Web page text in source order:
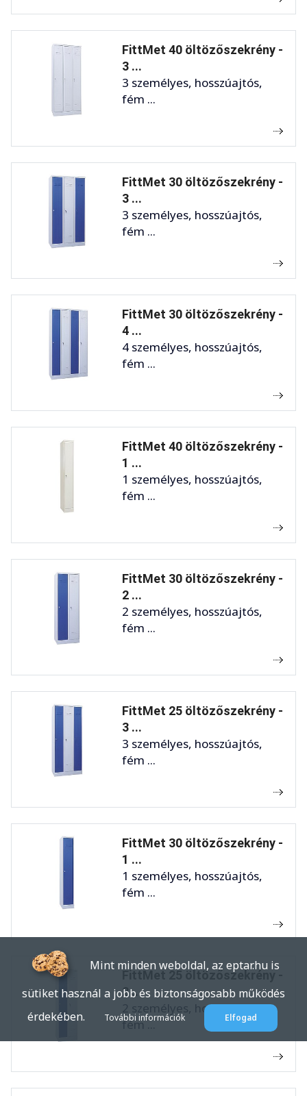
FittMet 40 öltözőszekrény -
3 ...
3 személyes, hosszúajtós,
fém ...
FittMet 30 öltözőszekrény -
3 ...
3 személyes, hosszúajtós,
fém ...
FittMet 30 öltözőszekrény -
4 ...
4 személyes, hosszúajtós,
fém ...
FittMet 40 öltözőszekrény -
1 ...
1 személyes, hosszúajtós,
fém ...
FittMet 30 öltözőszekrény -
2 ...
2 személyes, hosszúajtós,
fém ...
FittMet 25 öltözőszekrény -
3 ...
3 személyes, hosszúajtós,
fém ...
FittMet 30 öltözőszekrény -
1 ...
1 személyes, hosszúajtós,
fém ...
FittMet 25 öltözőszekrény -
2 ...
2 személyes, hosszúajtós,
fém ...
Mint minden weboldal, az eptar.hu is
sütiket használ a jobb és biztonságosabb működés
érdekében.
További információk Elfogad